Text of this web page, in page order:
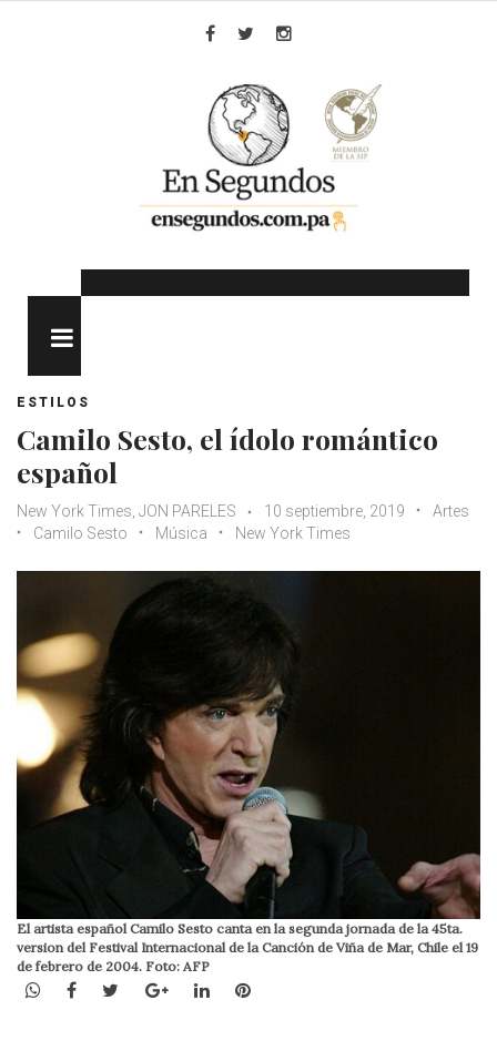
ESTILOS
Camilo Sesto, el ídolo romántico
español
New York Times, JON PARELES 10 septiembre, 2019
Artes
Camilo Sesto
Música New York Times
El artista español Camilo Sesto canta en la segunda jornada de la 45ta.
version del Festival Internacional de la Canción de Viña de Mar, Chile el 19
de febrero de 2004. Foto: AFP
WhatsApp
Facebook
TwitterGoogle+LinkedInPinterest